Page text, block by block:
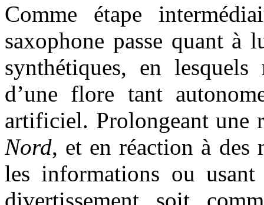
Comme étape
saxophone passe quant à
synthétiques, en
d’une flore tant
artificiel. Prolongeant une
Nord, et en réaction à des
les informations ou
divertissement soit